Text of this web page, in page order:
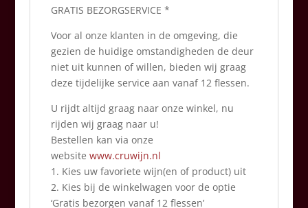
GRATIS BEZORGSERVICE *
Voor al onze klanten in de omgeving, die
gezien de huidige omstandigheden de deur
niet uit kunnen of willen, bieden wij graag
deze tijdelijke service aan vanaf 12 flessen.
U rijdt altijd graag naar onze winkel, nu
rijden wij graag naar u!
Bestellen kan via onze
website www.cruwijn.nl
1. Kies uw favoriete wijn(en of product) uit
2. Kies bij de winkelwagen voor de optie
‘Gratis bezorgen vanaf 12 flessen’